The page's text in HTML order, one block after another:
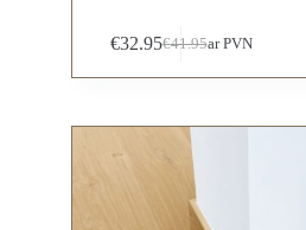
€41.95
€32.95 ar PVN